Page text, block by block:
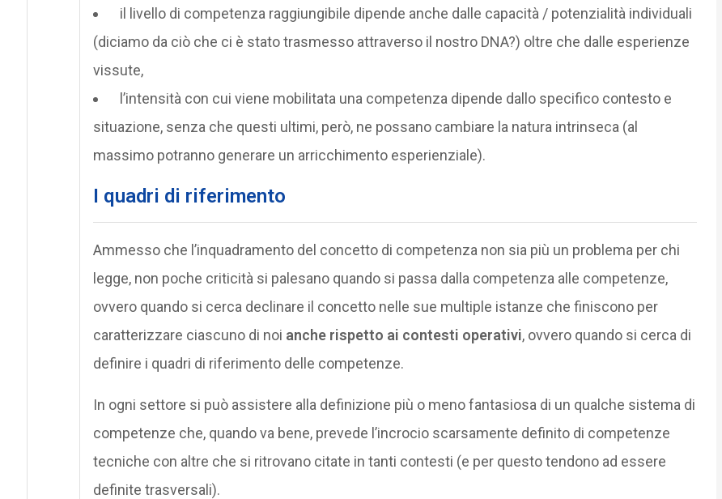
il livello di competenza raggiungibile dipende anche dalle capacità / potenzialità individuali
(diciamo da ciò che ci è stato trasmesso attraverso il nostro DNA?) oltre che dalle esperienze
vissute,
l’intensità con cui viene mobilitata una competenza dipende dallo specifico contesto e
situazione, senza che questi ultimi, però, ne possano cambiare la natura intrinseca (al
massimo potranno generare un arricchimento esperienziale).
I quadri di riferimento
Ammesso che l’inquadramento del concetto di competenza non sia più un problema per chi
legge, non poche criticità si palesano quando si passa dalla competenza alle competenze,
ovvero quando si cerca declinare il concetto nelle sue multiple istanze che finiscono per
caratterizzare ciascuno di noi anche rispetto ai contesti operativi, ovvero quando si cerca di
definire i quadri di riferimento delle competenze.
In ogni settore si può assistere alla definizione più o meno fantasiosa di un qualche sistema di
competenze che, quando va bene, prevede l’incrocio scarsamente definito di competenze
tecniche con altre che si ritrovano citate in tanti contesti (e per questo tendono ad essere
definite trasversali).